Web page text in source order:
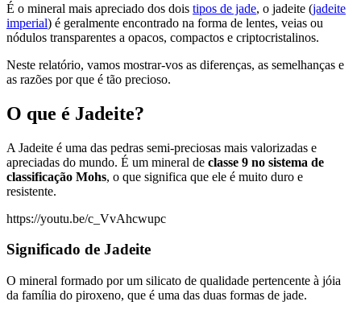
É o mineral mais apreciado dos dois tipos de jade, o jadeite (jadeite
imperial) é geralmente encontrado na forma de lentes, veias ou
nódulos transparentes a opacos, compactos e criptocristalinos.
Neste relatório, vamos mostrar-vos as diferenças, as semelhanças e
as razões por que é tão precioso.
O que é Jadeite?
A Jadeite é uma das pedras semi-preciosas mais valorizadas e
apreciadas do mundo. É um mineral de classe 9 no sistema de
classificação Mohs, o que significa que ele é muito duro e
resistente.
https://youtu.be/c_VvAhcwupc
Significado de Jadeite
O mineral formado por um silicato de qualidade pertencente à jóia
da família do piroxeno, que é uma das duas formas de jade.